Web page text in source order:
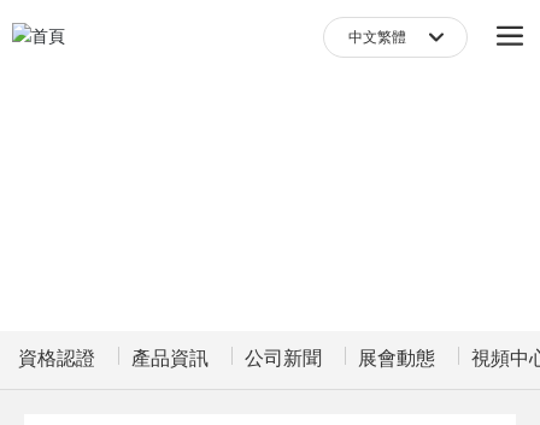
中文繁體
資格認證 產品資訊 公司新聞 展會動態 視頻中